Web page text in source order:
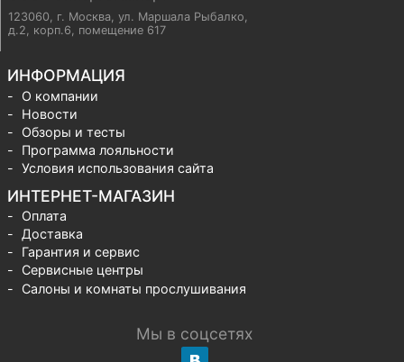
123060, г. Москва, ул. Маршала Рыбалко,
д.2, корп.6, помещение 617
ИНФОРМАЦИЯ
О компании
Новости
Обзоры и тесты
Программа лояльности
Условия использования сайта
ИНТЕРНЕТ-МАГАЗИН
Оплата
Доставка
Гарантия и сервис
Сервисные центры
Салоны и комнаты прослушивания
Мы в соцсетях